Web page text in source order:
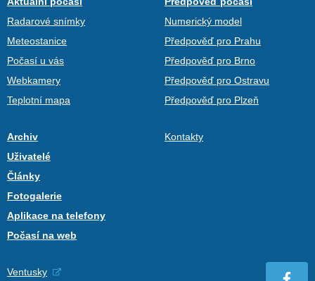
Radarové snímky
Meteostanice
Počasí u vás
Webkamery
Teplotní mapa
Numerický model
Předpověď pro Prahu
Předpověď pro Brno
Předpověď pro Ostravu
Předpověď pro Plzeň
Archiv
Uživatelé
Články
Fotogalerie
Aplikace na telefony
Počasí na web
Kontakty
Ventusky